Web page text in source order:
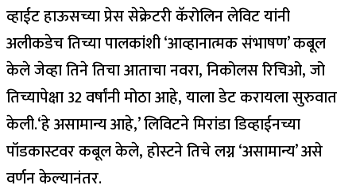
व्हाईट हाऊसच्या प्रेस सेक्रेटरी कॅरोलिन लेविट यांनी
अलीकडेच तिच्या पालकांशी ‘आव्हानात्मक संभाषण’ कबूल
केले जेव्हा तिने तिचा आताचा नवरा, निकोलस रिचिओ, जो
तिच्यापेक्षा 32 वर्षांनी मोठा आहे, याला डेट करायला सुरुवात
केली.‘हे असामान्य आहे,’ लिविटने मिरांडा डिव्हाईनच्या
पॉडकास्टवर कबूल केले, होस्टने तिचे लग्न ‘असामान्य’ असे
वर्णन केल्यानंतर.